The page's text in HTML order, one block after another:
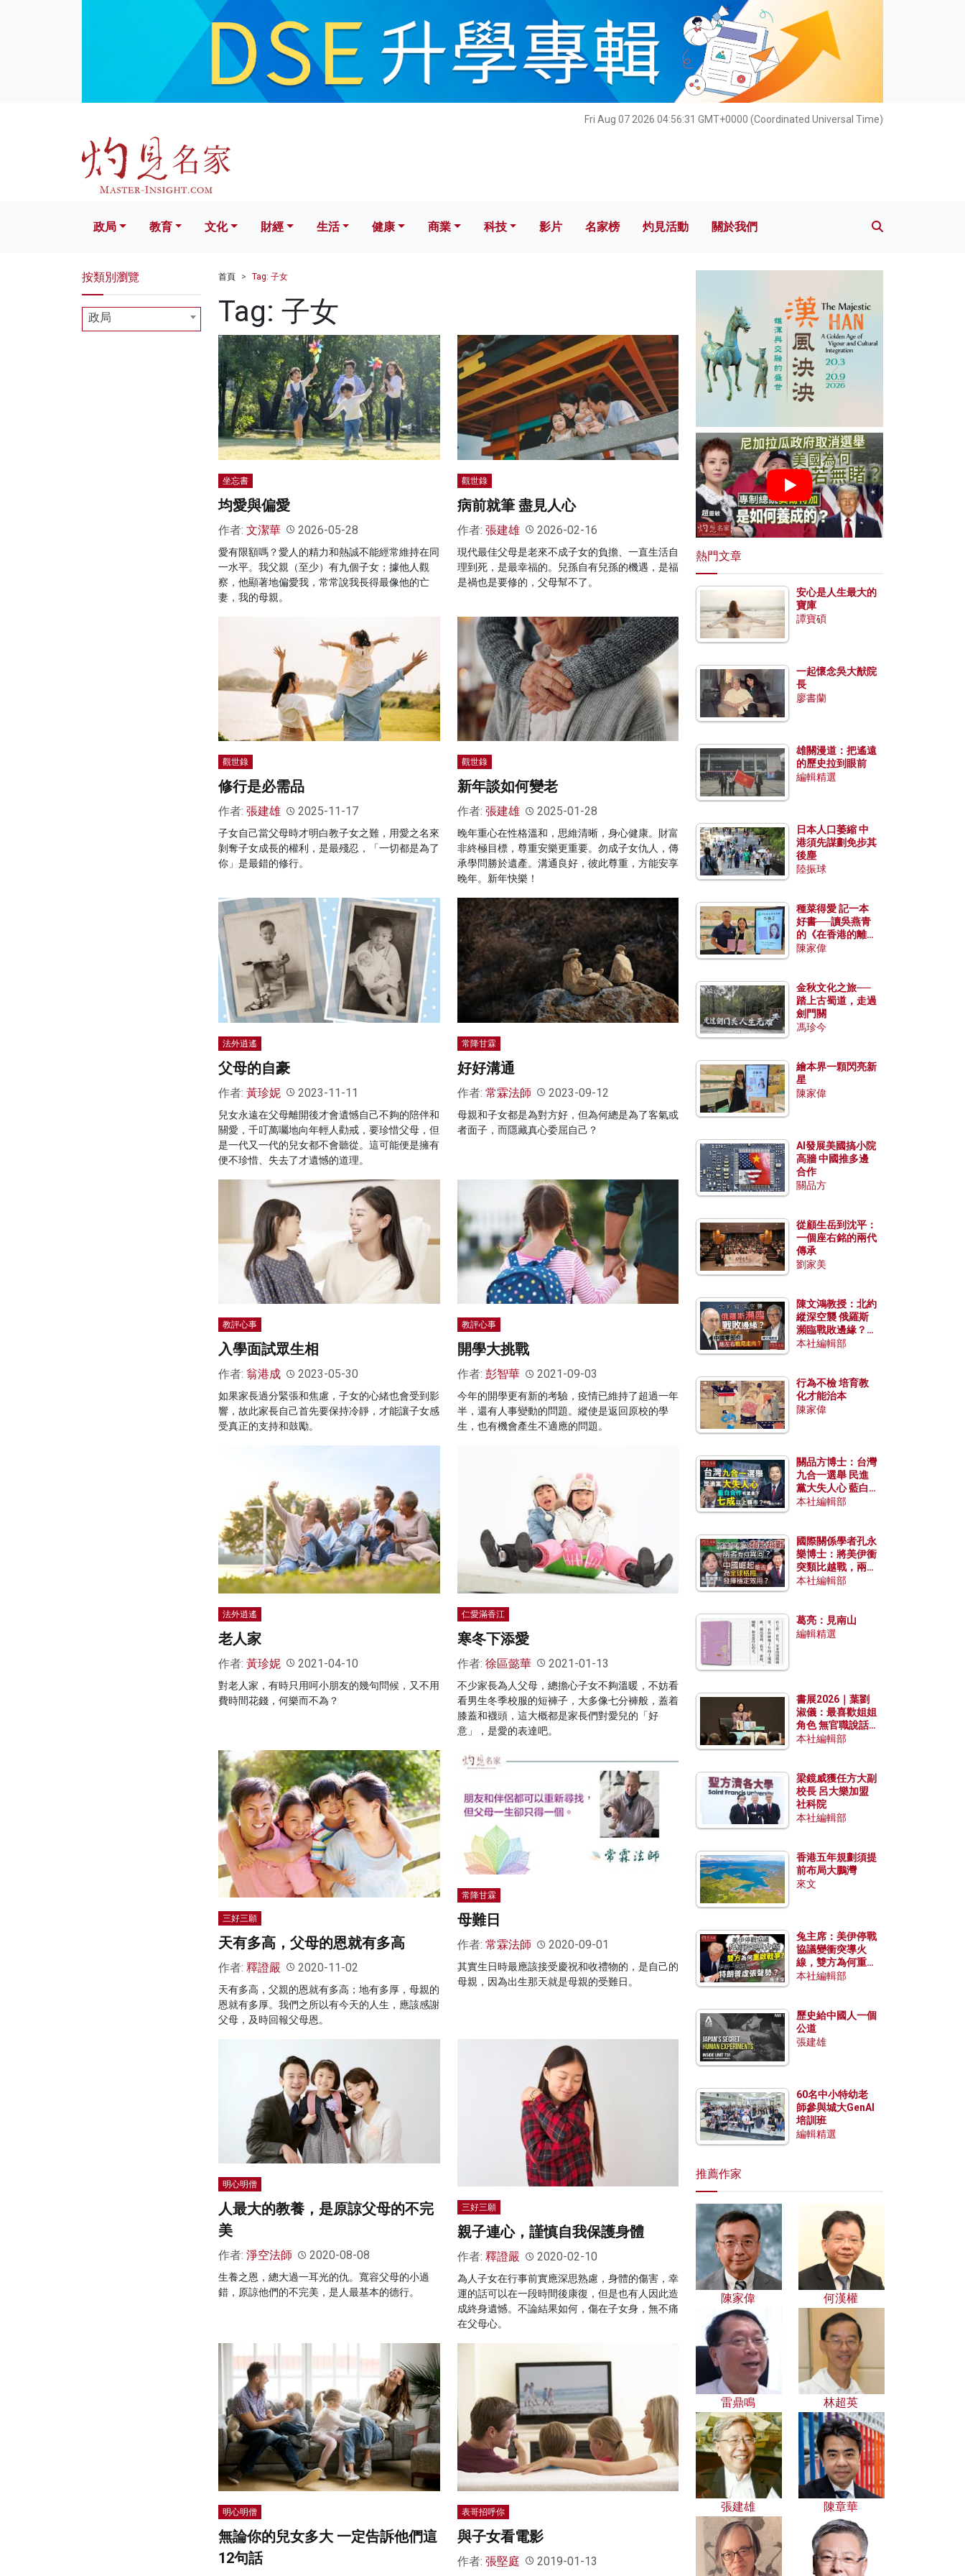
Fri Aug 07 2026 04:56:32 GMT+0000 (Coordinated Universal Time)
文化 財經 生活 健康 科技 影片 名家榜 灼見活動 關於我們
政局 教育 文化 財經 生活 健康 商業 科技 影片 名家榜 灼見活動 關於我們
首頁 Tag: 子女
Tag: 子女
坐忘書
均愛與偏愛
作者: 文潔華 2026-05-28
愛有限額嗎？愛人的精力和熱誠不能經常維持在同
一水平。我父親（至少）有九個子女；據他人觀
察，他顯著地偏愛我，常常說我長得最像他的亡
妻，我的母親。
觀世錄
病前就筆 盡見人心
作者: 張建雄 2026-02-16
現代最佳父母是老來不成子女的負擔、一直生活自
理到死，是最幸福的。兒孫自有兒孫的機遇，是福
是禍也是要修的，父母幫不了。
觀世錄
修行是必需品
作者: 張建雄 2025-11-17
子女自己當父母時才明白教子女之難，用愛之名來
剝奪子女成長的權利，是最殘忍，「一切都是為了
你」是最錯的修行。
觀世錄
新年談如何變老
作者: 張建雄 2025-01-28
晚年重心在性格溫和，思維清晰，身心健康。財富
非終極目標，尊重安樂更重要。勿成子女仇人，傳
承學問勝於遺產。溝通良好，彼此尊重，方能安享
晚年。新年快樂！
法外逍遙
父母的自豪
作者: 黃珍妮 2023-11-11
兒女永遠在父母離開後才會遺憾自己不夠的陪伴和
關愛，千叮萬囑地向年輕人勸戒，要珍惜父母，但
是一代又一代的兒女都不會聽從。這可能便是擁有
便不珍惜、失去了才遺憾的道理。
常降甘霖
好好溝通
作者: 常霖法師 2023-09-12
母親和子女都是為對方好，但為何總是為了客氣或
者面子，而隱藏真心委屈自己？
教評心事
入學面試眾生相
作者: 翁港成 2023-05-30
如果家長過分緊張和焦慮，子女的心緒也會受到影
響，故此家長自己首先要保持冷靜，才能讓子女感
受真正的支持和鼓勵。
教評心事
開學大挑戰
作者: 彭智華 2021-09-03
今年的開學更有新的考驗，疫情已維持了超過一年
半，還有人事變動的問題。縱使是返回原校的學
生，也有機會產生不適應的問題。
法外逍遙
老人家
作者: 黃珍妮 2021-04-10
對老人家，有時只用呵小朋友的幾句問候，又不用
費時間花錢，何樂而不為？
仁愛滿香江
寒冬下添愛
作者: 徐區懿華 2021-01-13
不少家長為人父母，總擔心子女不夠溫暖，不妨看
看男生冬季校服的短褲子，大多像七分褲般，蓋着
膝蓋和襪頭，這大概都是家長們對愛兒的「好
意」，是愛的表達吧。
三好三願
天有多高，父母的恩就有多高
作者: 釋證嚴 2020-11-02
天有多高，父親的恩就有多高；地有多厚，母親的
恩就有多厚。我們之所以有今天的人生，應該感謝
父母，及時回報父母恩。
常降甘霖
母難日
作者: 常霖法師 2020-09-01
其實生日時最應該接受慶祝和收禮物的，是自己的
母親，因為出生那天就是母親的受難日。
明心明僧
人最大的教養，是原諒父母的不完
美
作者: 淨空法師 2020-08-08
生養之恩，總大過一耳光的仇。寬容父母的小過
錯，原諒他們的不完美，是人最基本的德行。
三好三願
親子連心，謹慎自我保護身體
作者: 釋證嚴 2020-02-10
為人子女在行事前實應深思熟慮，身體的傷害，幸
運的話可以在一段時間後康復，但是也有人因此造
成終身遺憾。不論結果如何，傷在子女身，無不痛
在父母心。
明心明僧
無論你的兒女多大 一定告訴他們這
12句話
表哥招呼你
與子女看電影
作者: 張堅庭 2019-01-13
按類別瀏覽
政局
熱門文章
安心是人生最大的
寶庫
譚寶碩
一起懷念吳大猷院
長
廖書蘭
雄關漫道：把遙遠
的歷史拉到眼前
編輯精選
日本人口萎縮 中
港須先謀劃免步其
後塵
陸振球
種菜得愛 記一本
好書──讀吳燕青
的《在香港的離島
種菜》
陳家偉
金秋文化之旅──
踏上古蜀道，走過
劍門關
馮珍今
繪本界一顆閃亮新
星
陳家偉
AI發展美國搞小院
高牆 中國推多邊
合作
關品方
從顧生岳到沈平：
一個座右銘的兩代
傳承
劉家美
陳文鴻教授：北約
縱深空襲 俄羅斯
瀕臨戰敗邊緣？中
國零部件能左右戰
本社編輯部
行為不檢 培育教
化才能治本
陳家偉
關品方博士：台灣
九合一選舉 民進
黨大失人心 藍白
合作有望拿下七成
本社編輯部
國際關係學者孔永
樂博士：將美伊衝
突類比越戰，兩者
有何異同？中國崛
本社編輯部
葛亮：見南山
編輯精選
書展2026｜葉劉
淑儀：最喜歡姐姐
角色 無官職說話
包袱少
本社編輯部
梁鏡威獲任方大副
校長 呂大樂加盟
社科院
本社編輯部
香港五年規劃須提
前布局大鵬灣
來文
兔主席：美伊停戰
協議變衝突導火
線，雙方為何重啟
戰爭？伊朗一早洞
本社編輯部
歷史給中國人一個
公道
張建雄
60名中小特幼老
師參與城大GenAI
培訓班
編輯精選
推薦作家
陳家偉 何漢權
雷鼎鳴 林超英
張建雄 陳章華